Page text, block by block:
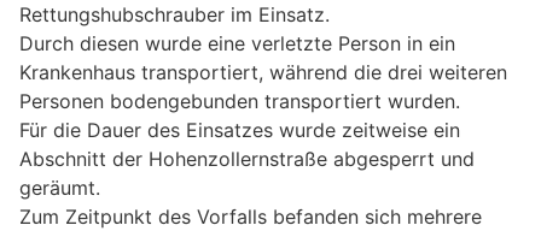
Rettungshubschrauber im Einsatz.
Durch diesen wurde eine verletzte Person in ein
Krankenhaus transportiert, während die drei weiteren
Personen bodengebunden transportiert wurden.
Für die Dauer des Einsatzes wurde zeitweise ein
Abschnitt der Hohenzollernstraße abgesperrt und
geräumt.
Zum Zeitpunkt des Vorfalls befanden sich mehrere